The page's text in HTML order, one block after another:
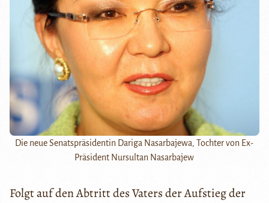
Die neue Senatspräsidentin Dariga Nasarbajewa, Tochter von Ex-
Präsident Nursultan Nasarbajew
Folgt auf den Abtritt des Vaters der Aufstieg der